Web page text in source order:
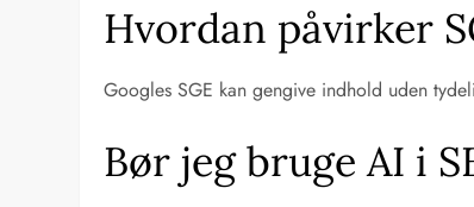
Hvordan påvirker
Googles SGE kan gengive indhold uden
Bør jeg bruge AI i